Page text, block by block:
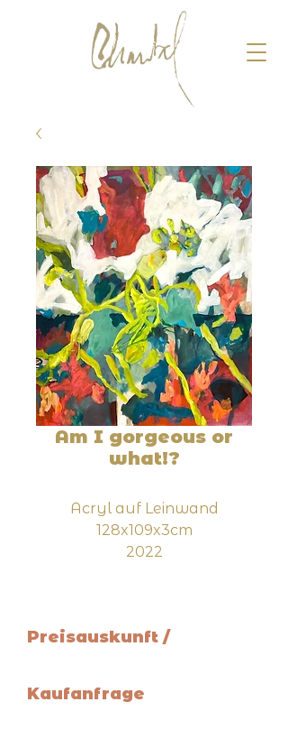
Am I gorgeous or
what!?
Acryl auf Leinwand
128x109x3cm
2022
Preisauskunft /
Kaufanfrage